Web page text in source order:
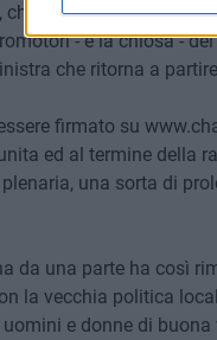
che si è distinta negli
- è la chiosa -
che ritorna a
firmato su
ed al termine della
una sorta di
da una parte ha così
la vecchia politica
uomini e donne di